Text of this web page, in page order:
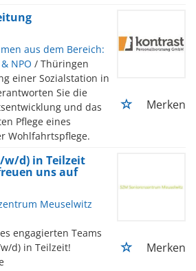
aus dem Bereich:
NPO / Thüringen
einer Sozialstation in
Sie die
und das
Pflege eines
Wohlfahrtspflege.
Merken
w/d) in Teilzeit
uns auf
Meuselwitz
engagierten Teams
d) in Teilzeit!
Merken